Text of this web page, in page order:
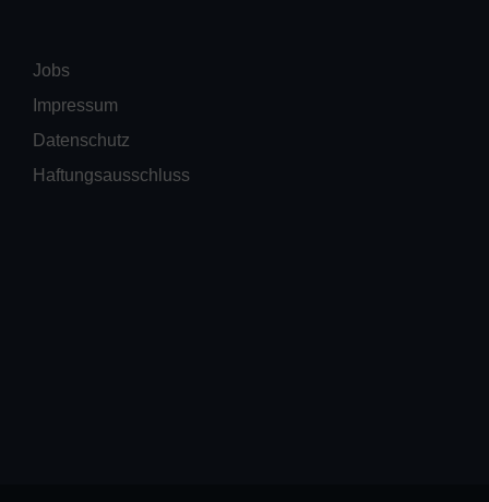
Jobs
Impressum
Datenschutz
Haftungsausschluss